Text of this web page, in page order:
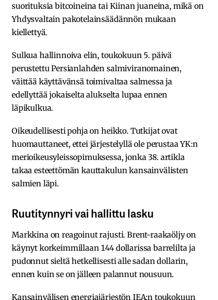
suorituksia bitcoineina tai Kiinan juaneina, mikä on
Yhdysvaltain pakotelainsäädännön mukaan
kiellettyä.
Sulkua hallinnoiva elin, toukokuun 5. päivä
perustettu Persianlahden salmiviranomainen,
väittää käyttävänsä toimivaltaa salmessa ja
edellyttää jokaiselta alukselta lupaa ennen
läpikulkua.
Oikeudellisesti pohja on heikko. Tutkijat ovat
huomauttaneet, ettei järjestelyllä ole perustaa YK:n
merioikeusyleissopimuksessa, jonka 38. artikla
takaa esteettömän kauttakulun kansainvälisten
salmien läpi.
Ruutitynnyri vai hallittu lasku
Markkina on reagoinut rajusti. Brent-raakaöljy on
käynyt korkeimmillaan 144 dollarissa barrelilta ja
pudonnut sieltä hetkellisesti alle sadan dollarin,
ennen kuin se on jälleen palannut nousuun.
Kansainvälisen energiajärjestön IEA:n toukokuun